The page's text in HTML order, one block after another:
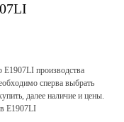
E1907LI производства
сперва выбрать
далее наличие и цены.
E1907LI